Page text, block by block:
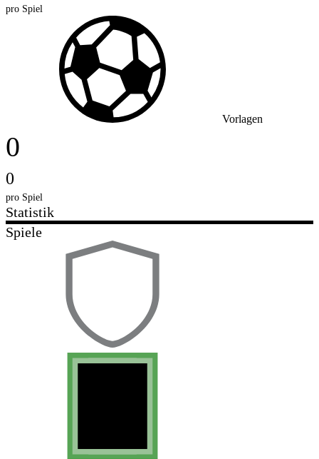
pro Spiel
Vorlagen
0
0
pro Spiel
Statistik
Spiele